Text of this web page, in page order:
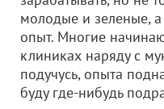
молодые и зеленые, а
опыт. Многие
клиниках наряду с
подучусь, опыта
буду где-нибудь